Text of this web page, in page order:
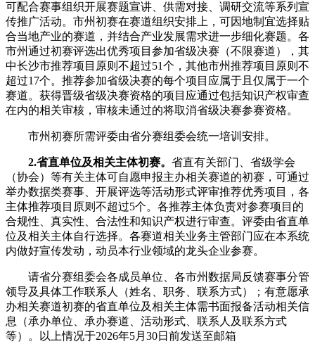
可配合赛事组织开展赛题宣讲、供需对接、调研交流等系列宣
传推广活动。市州初赛在赛道组织安排上，可因地制宜选择贴
合当地产业的赛道，并结合产业发展需求进一步细化赛题。各
市州通过初赛评选出优秀项目参加省级决赛（不限赛道），其
中长沙市推荐项目原则不超过51个，其他市州推荐项目原则不
超过17个。推荐参加省级决赛的每个项目应属于且仅属于一个
赛道。获得晋级省级决赛资格的项目应通过包括知识产权审查
在内的相关审核，审核未通过的将取消省级决赛参赛资格。
市州初赛所需评委由省分赛组委会统一培训安排。
2.省直单位及相关主体初赛。 省直有关部门、省级学会
（协会）等有关主体可自愿申报主办相关赛道的初赛，可通过
举办数据类赛事、开展评选等活动形式评审推荐优秀项目，各
主体推荐项目原则不超过5个。各推荐主体负责对参赛项目的
合规性、真实性、合法性和知识产权进行审查。评委由省直单
位及相关主体自行选择。各赛道相关业务主管部门应在本系统
内做好宣传发动，动员本行业领域的龙头企业参赛。
请省分赛组委会各成员单位、各市州数据局反馈赛事分管
领导及具体工作联系人（姓名、职务、联系方式）；有意愿承
办相关赛道初赛的省直单位及相关主体需书面报备活动相关信
息（承办单位、承办赛道、活动形式、联系人及联系方式
等）。以上情况于2026年5月30日前发送至邮箱